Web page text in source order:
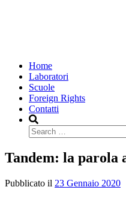
Home
Laboratori
Scuole
Foreign Rights
Contatti
Search
Tandem: la parola
Pubblicato il 23 Gennaio 2020